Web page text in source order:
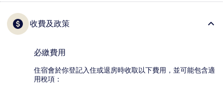
收費及政策
必繳費用
住宿會於你登記入住或退房時收取以下費用，並可能包含適
用稅項：